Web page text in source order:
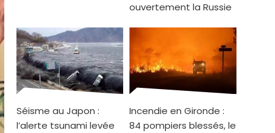
ouvertement la Russie
Séisme au Japon :
l’alerte tsunami levée
Incendie en Gironde :
84 pompiers blessés, le